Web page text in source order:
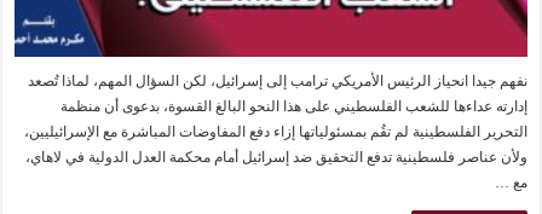
نفهم جيدا انحياز الرئيس الأمريكي ترامب إلى إسرائيل، لكن السؤال المهم، لماذا تُصعد
إدارته عداءها للشعب الفلسطيني على هذا النحو البالغ القسوة، بدعوى أن منظمة
التحرير الفلسطينية لم تقُم بمسئولياتها إزاء دفع المفاوضات المباشرة مع الإسرائيليين،
ولأن عناصر فلسطينية تدفع التحقيق ضد إسرائيل أمام محكمة العدل الدولية في لاهاي،
مع …